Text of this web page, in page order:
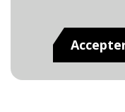
Rijnmond